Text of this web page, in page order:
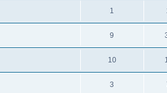
1
9
10
3